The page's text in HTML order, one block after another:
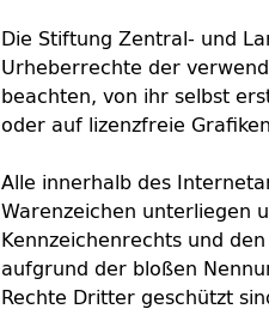
Die Stiftung Zentral- und
Urheberrechte der
beachten, von ihr selbst
oder auf lizenzfreie
Alle innerhalb des
Warenzeichen unterliegen
Kennzeichenrechts und
aufgrund der bloßen
Rechte Dritter geschützt